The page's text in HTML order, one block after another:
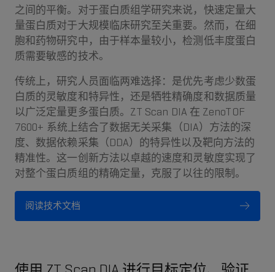
之间的平衡。对于蛋白质组学研究来说，快速定量大
量蛋白质对于大规模临床研究至关重要。然而，在细
胞和药物研究中，由于样本量较小，检测低丰度蛋白
质需要敏感的技术。
传统上，研究人员面临两难选择：是优先考虑少数蛋
白质的灵敏度和特异性，还是牺牲精确度和数据质量
以广泛定量更多蛋白质。ZT Scan DIA 在 ZenoTOF
7600+ 系统上结合了数据无关采集（DIA）方法的深
度、数据依赖采集（DDA）的特异性以及靶向方法的
精准性。这一创新方法以卓越的速度和灵敏度实现了
对整个蛋白质组的精确定量，克服了以往的限制。
阅读技术文档